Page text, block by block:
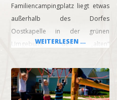
Familiencampingplatz liegt etwas
außerhalb des Dorfes
Oostkapelle in der grünen
Umgebung des „alten“
wunderschönen Landschaft von
Walcheren in Zeeland. Mit dem
Meer, dem Strand, dem Wald und
WEITERLESEN …